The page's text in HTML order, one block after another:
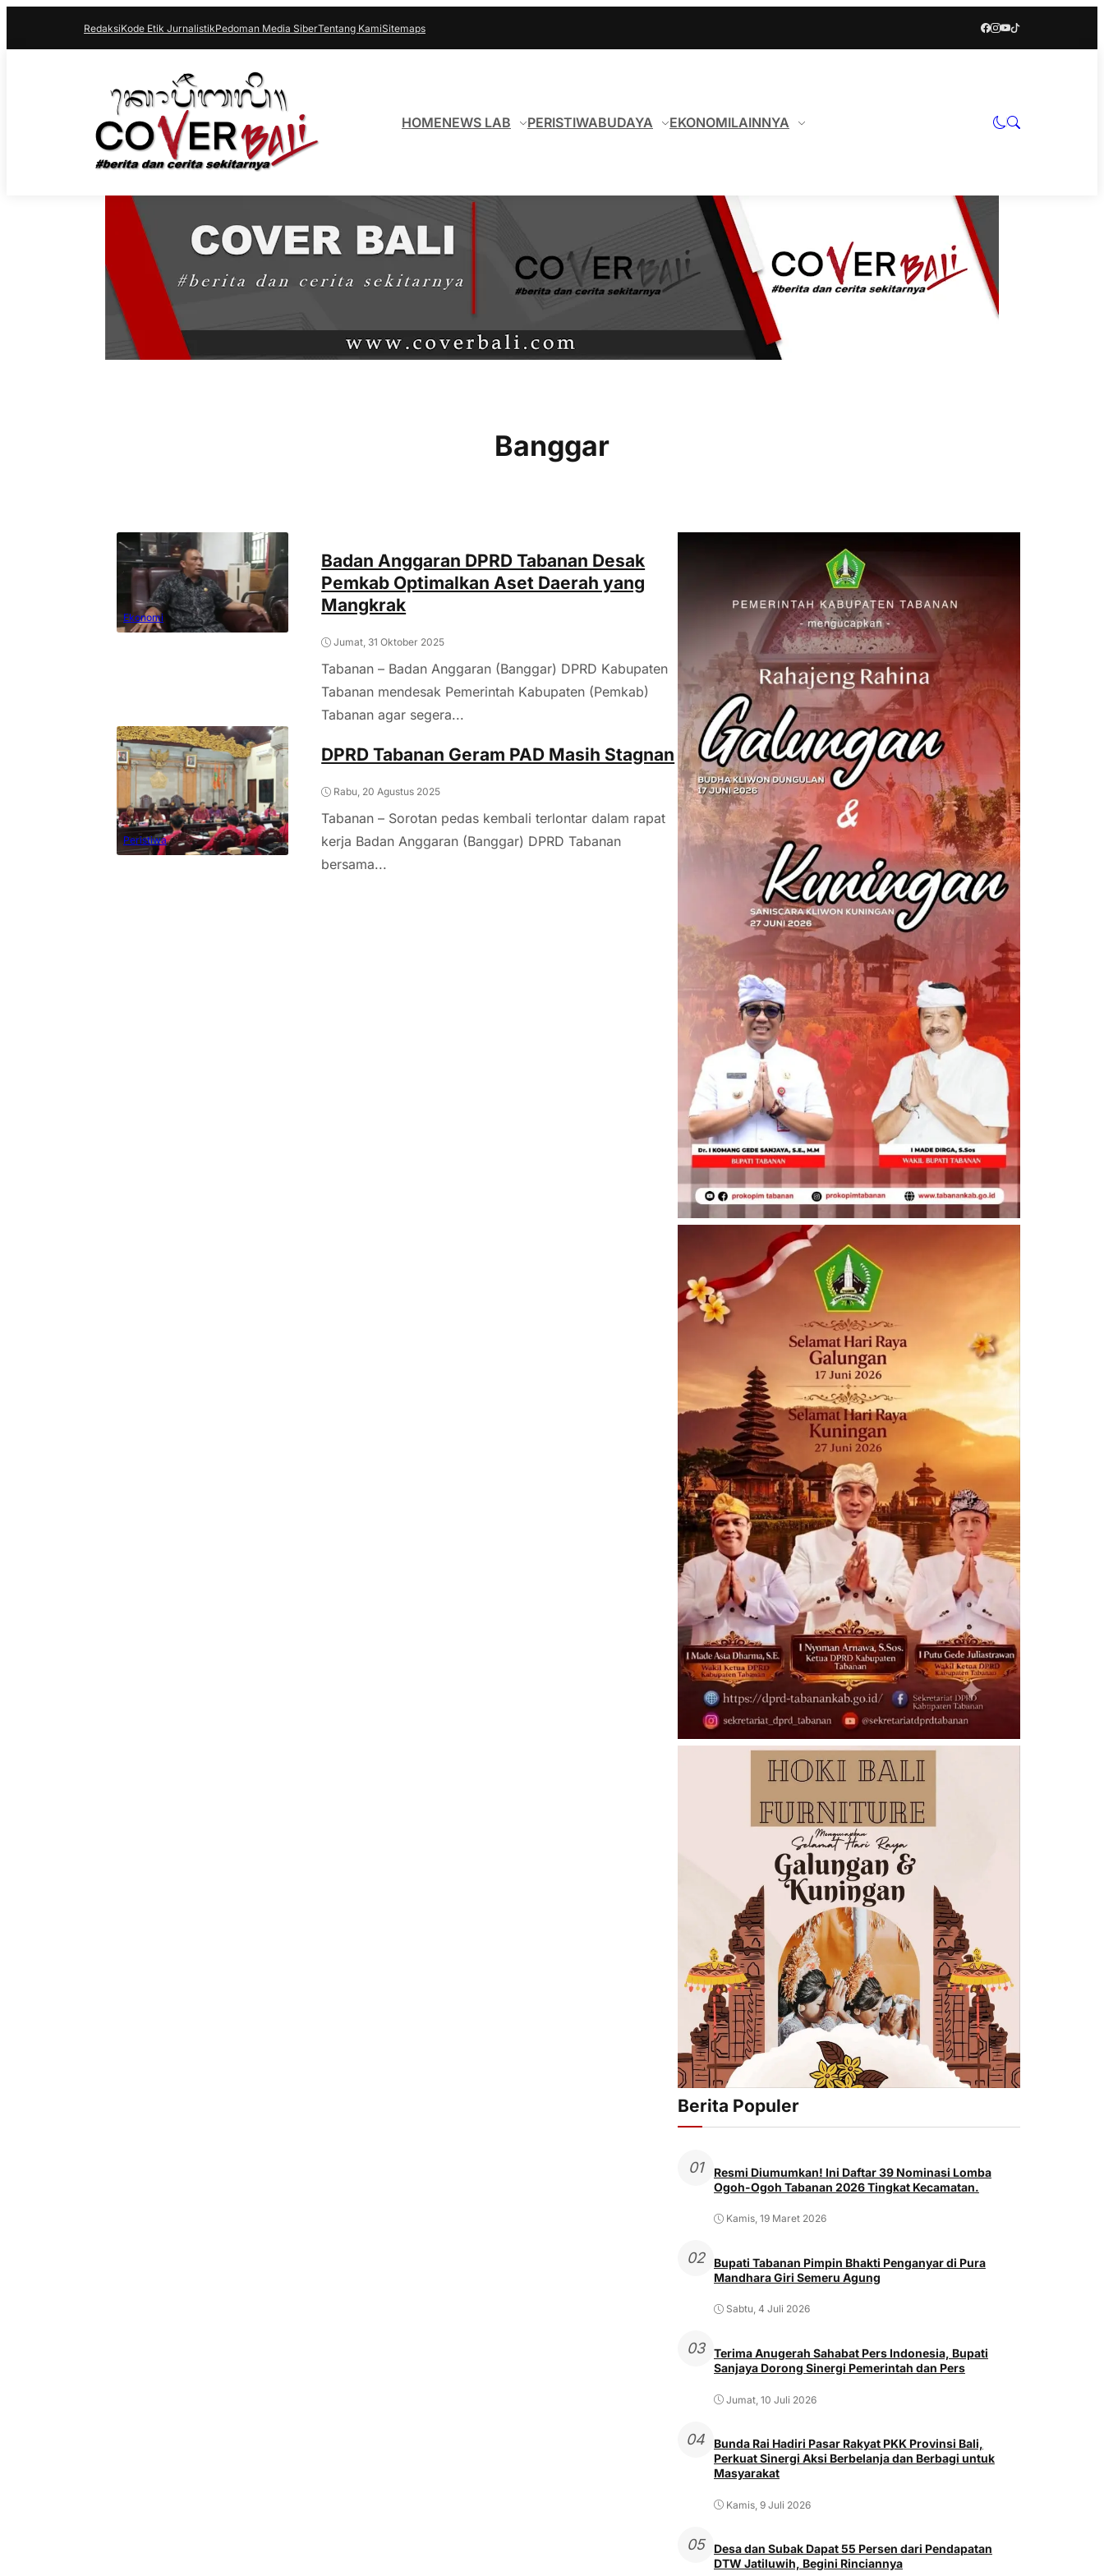
RedaksiKode Etik JurnalistikPedoman Media SiberTentang KamiSitemaps
HOMENEWS LAB PERISTIWABUDAYA EKONOMILAINNYA
Banggar
Ekonomi
Badan Anggaran DPRD Tabanan Desak
Pemkab Optimalkan Aset Daerah yang
Mangkrak
Jumat, 31 Oktober 2025
Tabanan – Badan Anggaran (Banggar) DPRD Kabupaten
Tabanan mendesak Pemerintah Kabupaten (Pemkab)
Tabanan agar segera...
Peristiwa
DPRD Tabanan Geram PAD Masih Stagnan
Rabu, 20 Agustus 2025
Tabanan – Sorotan pedas kembali terlontar dalam rapat
kerja Badan Anggaran (Banggar) DPRD Tabanan
bersama...
Berita Populer
01
Resmi Diumumkan! Ini Daftar 39 Nominasi Lomba
Ogoh-Ogoh Tabanan 2026 Tingkat Kecamatan.
Kamis, 19 Maret 2026
02
Bupati Tabanan Pimpin Bhakti Penganyar di Pura
Mandhara Giri Semeru Agung
Sabtu, 4 Juli 2026
03
Terima Anugerah Sahabat Pers Indonesia, Bupati
Sanjaya Dorong Sinergi Pemerintah dan Pers
Jumat, 10 Juli 2026
04
Bunda Rai Hadiri Pasar Rakyat PKK Provinsi Bali,
Perkuat Sinergi Aksi Berbelanja dan Berbagi untuk
Masyarakat
Kamis, 9 Juli 2026
05
Desa dan Subak Dapat 55 Persen dari Pendapatan
DTW Jatiluwih, Begini Rinciannya